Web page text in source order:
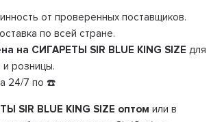
от проверенных поставщиков.
по всей стране.
на СИГАРЕТЫ SIR BLUE KING SIZE для
и розницы.
24/7 по ☎️
SIR BLUE KING SIZE оптом или в